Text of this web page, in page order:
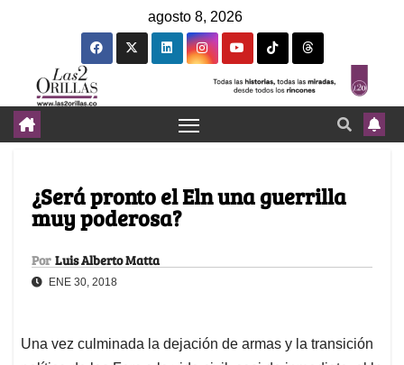
agosto 8, 2026
¿Será pronto el Eln una guerrilla
muy poderosa?
Por Luis Alberto Matta
ENE 30, 2018
Una vez culminada la dejación de armas y la transición